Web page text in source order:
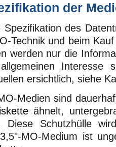
der
des
Technik und beim
werden nur die
Interesse
ersichtlich, siehe
Medien sind
ähnelt,
Diese Schutzhülle
MO-Medium ist